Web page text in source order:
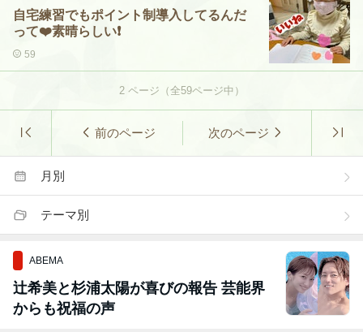
自宅練習でもポイント制導入してるんだ
って❤️素晴らしい❗️
59
2ページ（全59ページ中）
前のページ 次のページ
月別
テーマ別
ABEMA
辻希美と杉浦太陽が喜びの報告 芸能界
からも祝福の声